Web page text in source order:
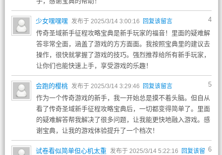
4
少女嘿嘿嘿 发布于 2025/3/14 3:00:16 回复该留言
传奇圣域新手征程攻略宝典是新手玩家的福音！里面的疑难解
答非常全面，涵盖了游戏的方方面面。我按照宝典里的建议去
操作，很快就掌握了游戏的技巧。强烈推荐给所有新手玩家，
让你们也能快速上手，享受游戏的乐趣！
5
会跑的樱桃 发布于 2025/3/14 3:29:46 回复该留言
作为一个传奇游戏的新手，我一开始总是摸不着头脑。但自从
看了传奇圣域新手征程攻略宝典后，一切都变得简单了。里面
的疑难解答帮我解决了很多问题，让我能更快地融入游戏。感
谢宝典，让我的游戏体验提升了一个档次！
6
试卷看似简单但心机太重 发布于 2025/3/14 5:22:16 回复该留